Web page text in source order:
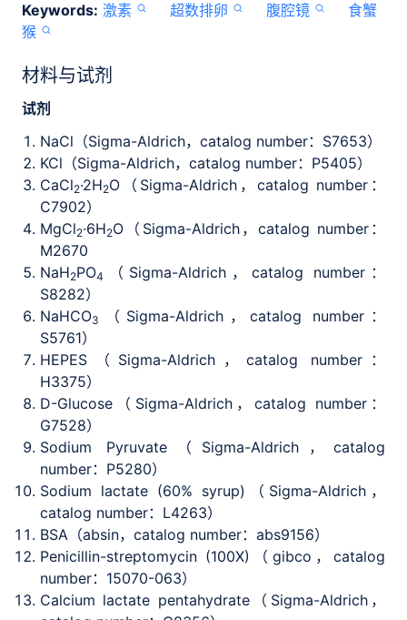
Keywords: 激素 超数排卵 腹腔镜
食蟹
猴
材料与试剂
试剂
NaCl（Sigma-Aldrich，catalog number：S7653）
KCl（Sigma-Aldrich，catalog number：P5405）
CaCl2·2H2O（Sigma-Aldrich，catalog number：
C7902）
MgCl2·6H2O（Sigma-Aldrich，catalog number：
M2670
NaH2PO4
（Sigma-Aldrich，catalog number：
S8282）
NaHCO3
（Sigma-Aldrich，catalog number：
S5761）
HEPES（Sigma-Aldrich，catalog number：
H3375）
D-Glucose（Sigma-Aldrich，catalog number：
G7528）
Sodium Pyruvate（Sigma-Aldrich，catalog
number：P5280）
Sodium lactate (60% syrup)（Sigma-Aldrich，
catalog number：L4263）
BSA（absin，catalog number：abs9156）
Penicillin-streptomycin (100X)（gibco，catalog
number：15070-063）
Calcium lactate pentahydrate（Sigma-Aldrich，